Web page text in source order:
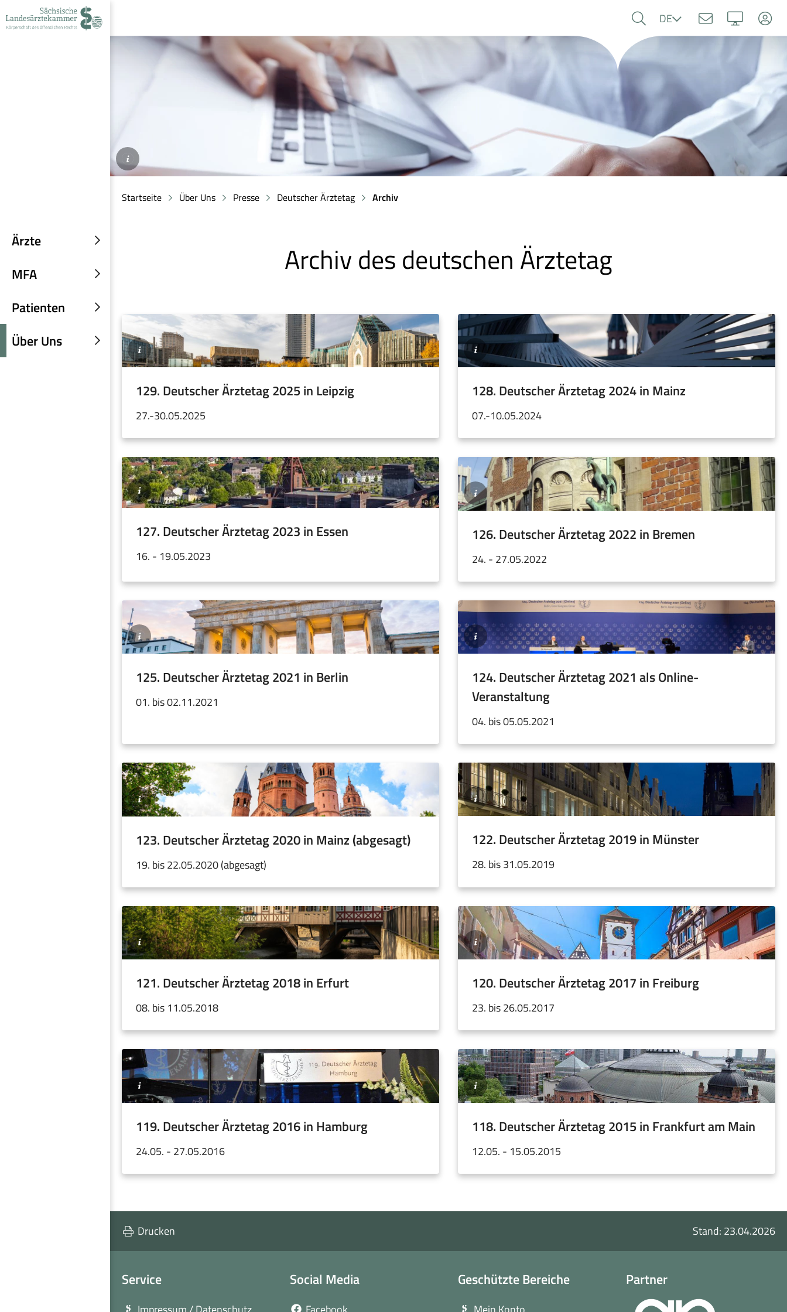
Navigation
Suche
Inhalt
Ärzte
Untermenü
MFA
Untermenü
Patienten
Untermenü
einblenden
Über Uns
Untermenü
einblenden
Sprache
DE
©AdobeStock/ARMMYPICCA
Startseite Über Uns Presse Deutscher Ärztetag Archiv
Archiv des deutschen Ärztetag
129. Deutscher Ärztetag 2025 in Leipzig
©P.
Kirschner
/
Travel
27.-30.05.2025
128. Deutscher Ärztetag 2024 in Mainz
©Kartoshkaboy
/
Pixabay
07.-10.05.2024
127. Deutscher Ärztetag 2023 in Essen
©Jochen
Tack
/
Zollverein
16. - 19.05.2023
126. Deutscher Ärztetag 2022 in Bremen
©Ingrid
Krause
/
Bremer
Touristik-
Zentrale24. - 27.05.2022
125. Deutscher Ärztetag 2021 in Berlin
©orpheus26
/
Adobe
01. bis 02.11.2021
124. Deutscher Ärztetag 2021 als Online-
Veranstaltung
©Christian
Glawe-
Griebel
helliwood.com
04. bis 05.05.2021
123. Deutscher Ärztetag 2020 in Mainz (abgesagt)
©Matthias
Lindner
/
Stock
19. bis 22.05.2020 (abgesagt)
122. Deutscher Ärztetag 2019 in Münster
©Presseamt
Münster
/
Klauser
28. bis 31.05.2019
121. Deutscher Ärztetag 2018 in Erfurt
©Michael
Schelhorn
/
Stock
08. bis 11.05.2018
120. Deutscher Ärztetag 2017 in Freiburg
©xbrchx
/
iStock-
Images
23. bis 26.05.2017
119. Deutscher Ärztetag 2016 in Hamburg
©SLAEK
24.05. - 27.05.2016
118. Deutscher Ärztetag 2015 in Frankfurt am Main
©SLAEK
12.05. - 15.05.2015
Drucken Stand: 23.04.2026
Service Social Media Geschützte Bereiche Partner